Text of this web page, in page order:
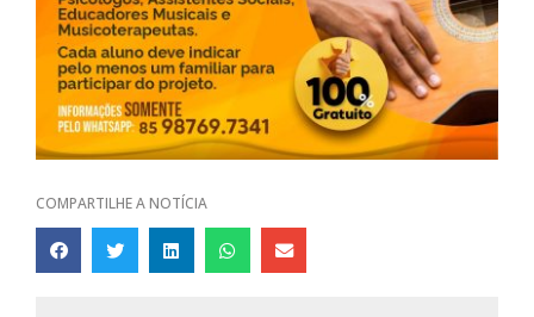
COMPARTILHE A NOTÍCIA